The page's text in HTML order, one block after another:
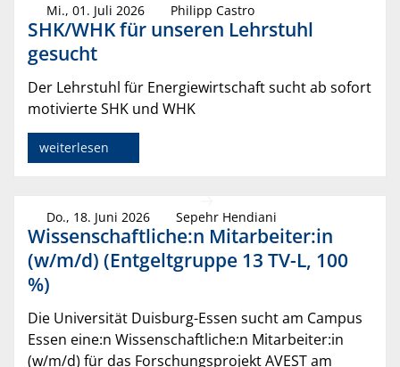
Mi., 01. Juli 2026 Philipp Castro
SHK/WHK für unseren Lehrstuhl
gesucht
Der Lehrstuhl für Energiewirtschaft sucht ab sofort
motivierte SHK und WHK
weiterlesen
Do., 18. Juni 2026 Sepehr Hendiani
Wissenschaftliche:n Mitarbeiter:in
(w/m/d) (Entgeltgruppe 13 TV-L, 100
%)
Die Universität Duisburg-Essen sucht am Campus
Essen eine:n Wissenschaftliche:n Mitarbeiter:in
(w/m/d) für das Forschungsprojekt AVEST am